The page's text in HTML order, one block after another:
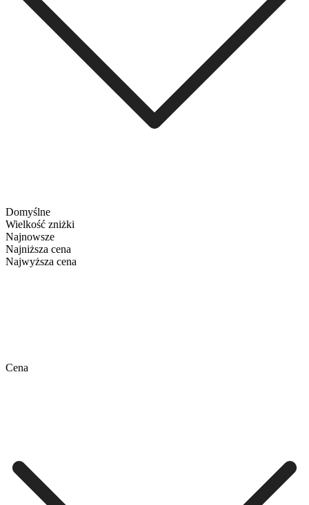
Domyślne
Wielkość zniżki
Najnowsze
Najniższa cena
Najwyższa cena
Cena